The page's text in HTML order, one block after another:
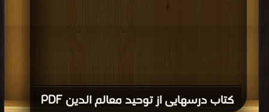
كتاب درسهایی از توحید معالم الدین PDF